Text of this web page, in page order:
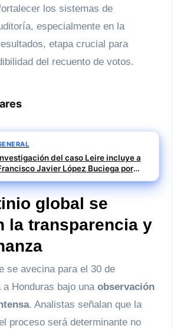
los sistemas de
especialmente en la
etapa crucial para
del recuento de votos.
del caso Leire incluye a
Javier López Buciega por
tráfico de influencias
global se
la transparencia y
se avecina para el 30 de
Honduras bajo una observación
. Analistas señalan que la
proceso será determinante no